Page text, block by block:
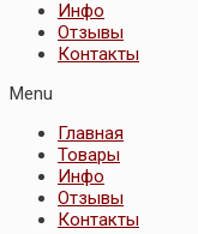
Инфо
Отзывы
Контакты
Menu
Главная
Товары
Инфо
Отзывы
Контакты